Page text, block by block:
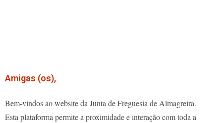
Amigas (os),
Bem-vindos ao website da Junta de Freguesia de Almagreira.
Esta plataforma permite a proximidade e interação com toda a